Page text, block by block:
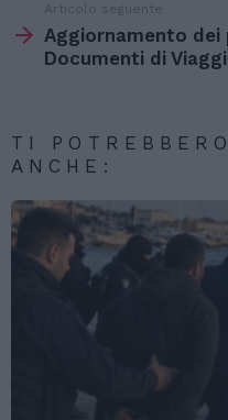
Articolo seguente
Aggiornamento dei
Documenti di
TI
ANCHE: